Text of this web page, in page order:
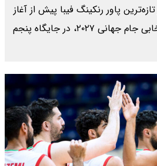
پاور رنکینگ فیبا پیش از آغاز
مرحله دوم رقابت‌های انتخابی جام جهانی ۲۰۲۷، در جایگاه پنجم